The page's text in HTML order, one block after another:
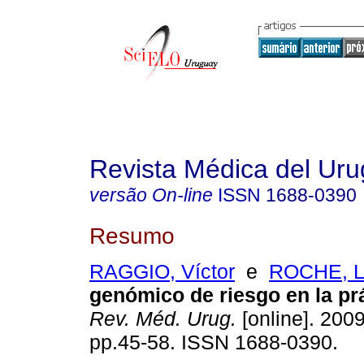
Revista Médica del
versão On-line ISSN 1688-0390
Resumo
RAGGIO, Víctor e ROCHE,
genómico de riesgo en la
Rev. Méd. Urug. [online].
pp.45-58. ISSN 1688-0390.